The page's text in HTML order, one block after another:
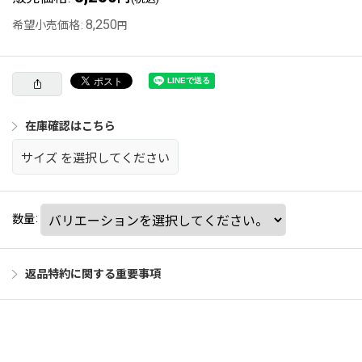
希望小売価格: 8,250円
在庫確認はこちら
サイズ を選択してください
数量:
返品特約に関する重要事項